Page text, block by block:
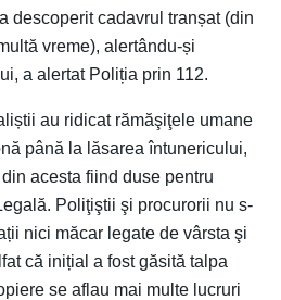
descoperit cadavrul tranșat (din
vreme), alertându-și
a alertat Poliția prin 112.
au ridicat rămăşiţele umane
până la lăsarea întunericului,
acesta fiind duse pentru
Poliţiştii şi procurorii nu s-
nici măcar legate de vârsta şi
că inițial a fost găsită talpa
se aflau mai multe lucruri